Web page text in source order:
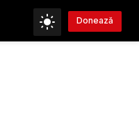
Donează